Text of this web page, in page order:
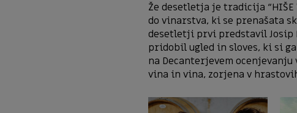
Že desetletja je tradicija
do vinarstva, ki se prenašata
desetletji prvi predstavil Josip
pridobil ugled in sloves, ki si
na Decanterjevem
vina in vina, zorjena v